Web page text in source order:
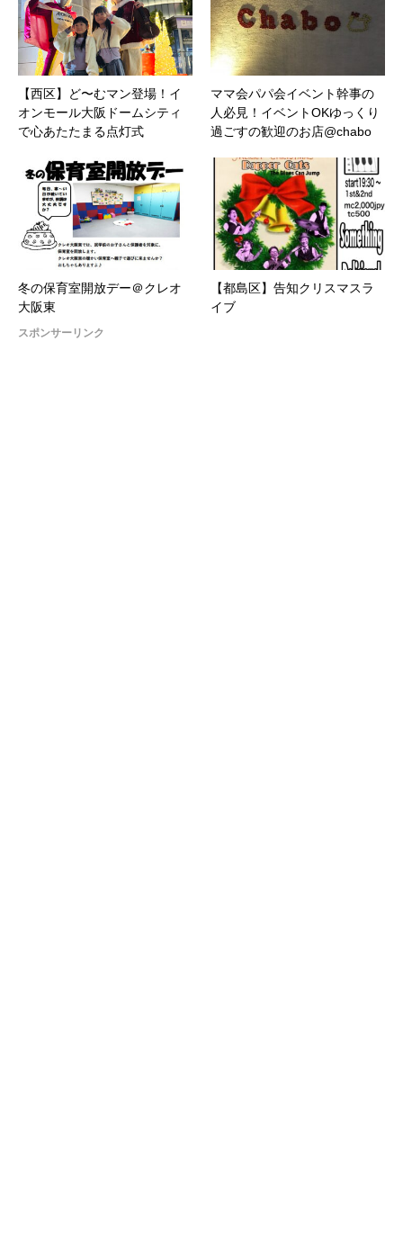
【西区】ど〜むマン登場！イ
オンモール大阪ドームシティ
で心あたたまる点灯式
ママ会パパ会イベント幹事の
人必見！イベントOKゆっくり
過ごすの歓迎のお店@chabo
冬の保育室開放デー＠クレオ
大阪東
【都島区】告知クリスマスラ
イブ
スポンサーリンク